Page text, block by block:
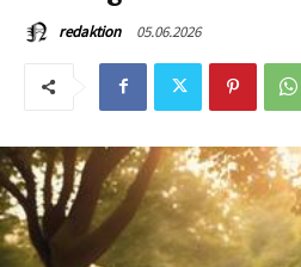
redaktion 05.06.2026